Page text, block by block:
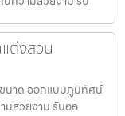
ต่งสวน
นาด ออกแบบภูมิทัศน์
มสวยงาม รับออ